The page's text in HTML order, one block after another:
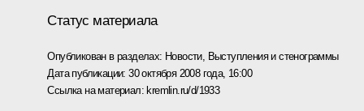
Статус материала
Опубликован в разделах: Новости, Выступления и стенограммы
Дата публикации:30 октября 2008 года, 16:00
Ссылка на материал: kremlin.ru/d/1933